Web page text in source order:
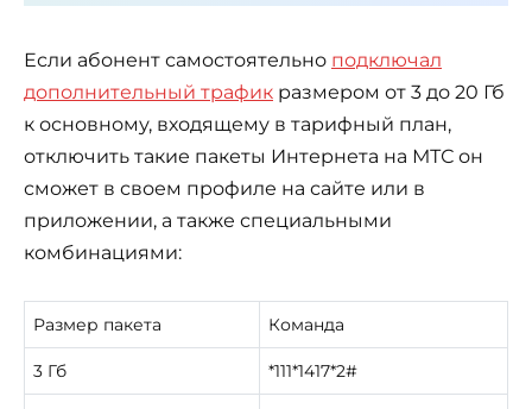
Если абонент самостоятельно подключал
дополнительный трафик размером от 3 до 20 Гб
к основному, входящему в тарифный план,
отключить такие пакеты Интернета на МТС он
сможет в своем профиле на сайте или в
приложении, а также специальными
комбинациями:
Размер пакета Команда
3 Гб *111*1417*2#